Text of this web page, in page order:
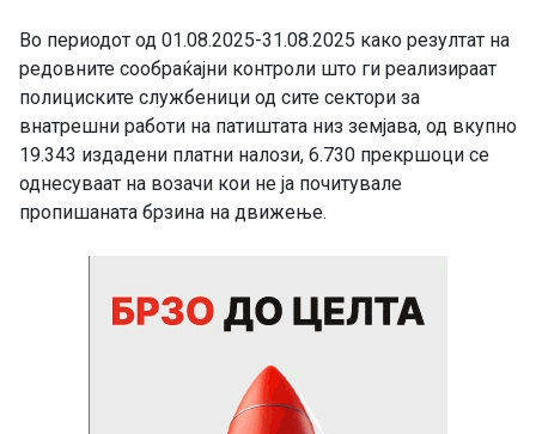
Во периодот од 01.08.2025-31.08.2025 како резултат на
редовните сообраќајни контроли што ги реализираат
полициските службеници од сите сектори за
внатрешни работи на патиштата низ земјава, од вкупно
19.343 издадени платни налози, 6.730 прекршоци се
однесуваат на возачи кои не ја почитувале
пропишаната брзина на движење.